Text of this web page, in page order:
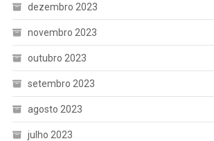
dezembro 2023
novembro 2023
outubro 2023
setembro 2023
agosto 2023
julho 2023